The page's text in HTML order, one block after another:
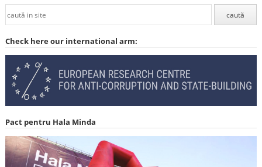
Check here our international arm:
Pact pentru Hala Minda